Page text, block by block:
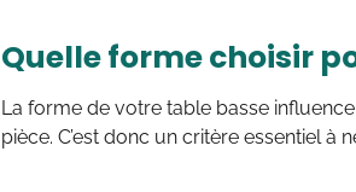
Quelle forme choisir
La forme de votre table basse
pièce. C’est donc un critère essentiel à